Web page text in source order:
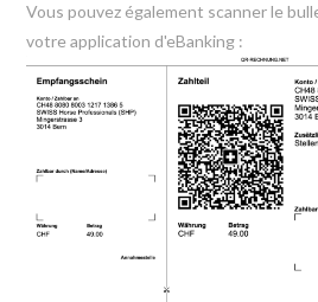
Vous pouvez également scanner le
votre application d'eBanking :